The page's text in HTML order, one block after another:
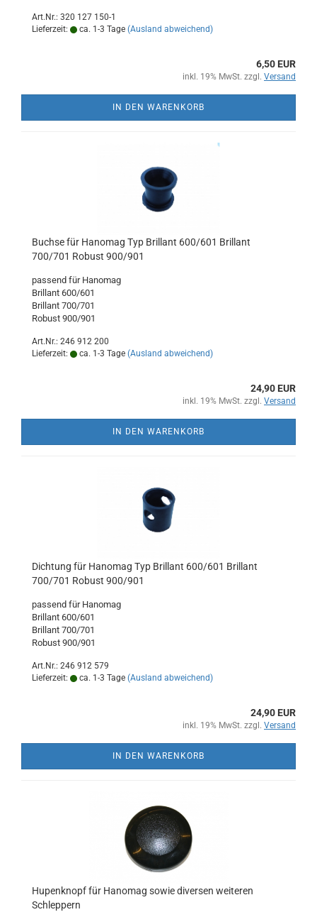
Art.Nr.: 320 127 150-1
Lieferzeit:
ca. 1-3 Tage (Ausland abweichend)
6,50 EUR
inkl. 19% MwSt. zzgl. Versand
IN DEN WARENKORB
Buchse für Hanomag Typ Brillant 600/601 Brillant
700/701 Robust 900/901
passend für Hanomag
Brillant 600/601
Brillant 700/701
Robust 900/901
Art.Nr.: 246 912 200
Lieferzeit:
ca. 1-3 Tage (Ausland abweichend)
24,90 EUR
inkl. 19% MwSt. zzgl. Versand
IN DEN WARENKORB
Dichtung für Hanomag Typ Brillant 600/601 Brillant
700/701 Robust 900/901
passend für Hanomag
Brillant 600/601
Brillant 700/701
Robust 900/901
Art.Nr.: 246 912 579
Lieferzeit:
ca. 1-3 Tage (Ausland abweichend)
24,90 EUR
inkl. 19% MwSt. zzgl. Versand
IN DEN WARENKORB
Hupenknopf für Hanomag sowie diversen weiteren
Schleppern